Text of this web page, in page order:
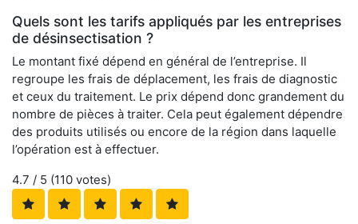
Quels sont les tarifs appliqués par les entreprises
de désinsectisation ?
Le montant fixé dépend en général de l’entreprise. Il
regroupe les frais de déplacement, les frais de diagnostic
et ceux du traitement. Le prix dépend donc grandement du
nombre de pièces à traiter. Cela peut également dépendre
des produits utilisés ou encore de la région dans laquelle
l’opération est à effectuer.
4.7 / 5 (110 votes)